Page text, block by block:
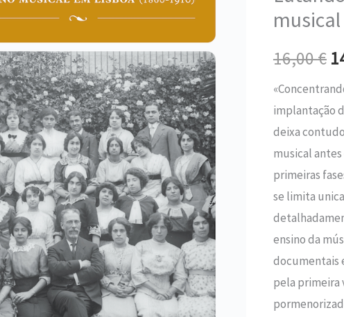
16,00€
implantação
deixa
musical
primeiras
se limita
ensino da
documentais
pela primeira
ensino
Lisboa